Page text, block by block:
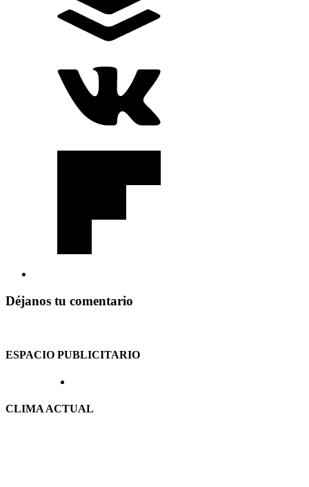
Déjanos tu comentario
ESPACIO PUBLICITARIO
CLIMA ACTUAL